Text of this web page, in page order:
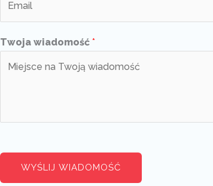
Twoja wiadomość *
WYŚLIJ WIADOMOŚĆ